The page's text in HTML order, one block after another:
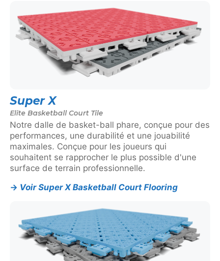
Super X
Elite Basketball Court Tile
Notre dalle de basket-ball phare, conçue pour des
performances, une durabilité et une jouabilité
maximales. Conçue pour les joueurs qui
souhaitent se rapprocher le plus possible d'une
surface de terrain professionnelle.
→ Voir Super X Basketball Court Flooring